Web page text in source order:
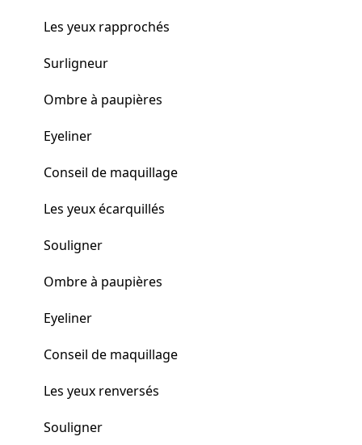
Les yeux rapprochés
Surligneur
Ombre à paupières
Eyeliner
Conseil de maquillage
Les yeux écarquillés
Souligner
Ombre à paupières
Eyeliner
Conseil de maquillage
Les yeux renversés
Souligner